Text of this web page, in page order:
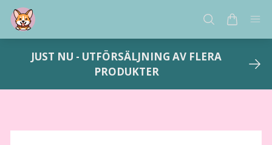
JUST NU - UTFÖRSÄLJNING AV FLERA
PRODUKTER